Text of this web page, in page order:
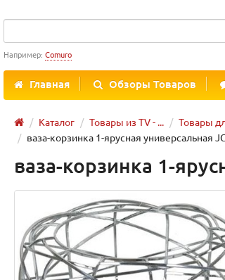
Например: Comuro
Главная Обзоры Товаров
Каталог Товары из TV - ... Товары
ваза-корзинка 1-ярусная универсальная
ваза-корзинка 1-